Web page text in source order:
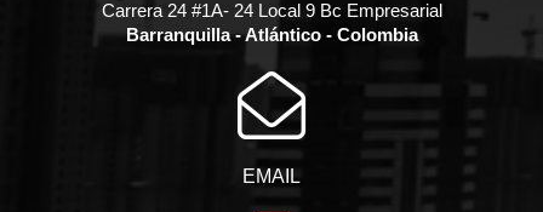
Carrera 24 #1A- 24 Local 9 Bc Empresarial
Barranquilla - Atlántico - Colombia
EMAIL